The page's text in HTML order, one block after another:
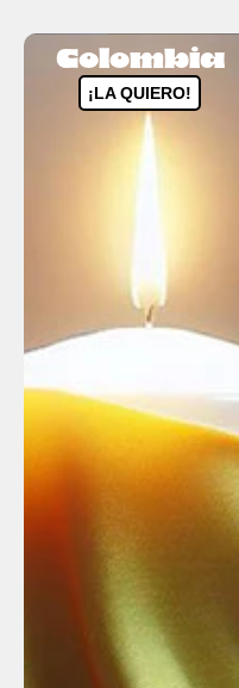
Colombia
¡LA QUIERO!